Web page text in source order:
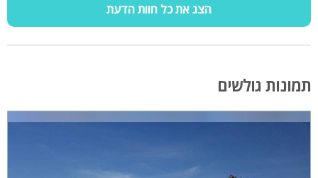
הצג את כל חוות הדעת
תמונות גולשים